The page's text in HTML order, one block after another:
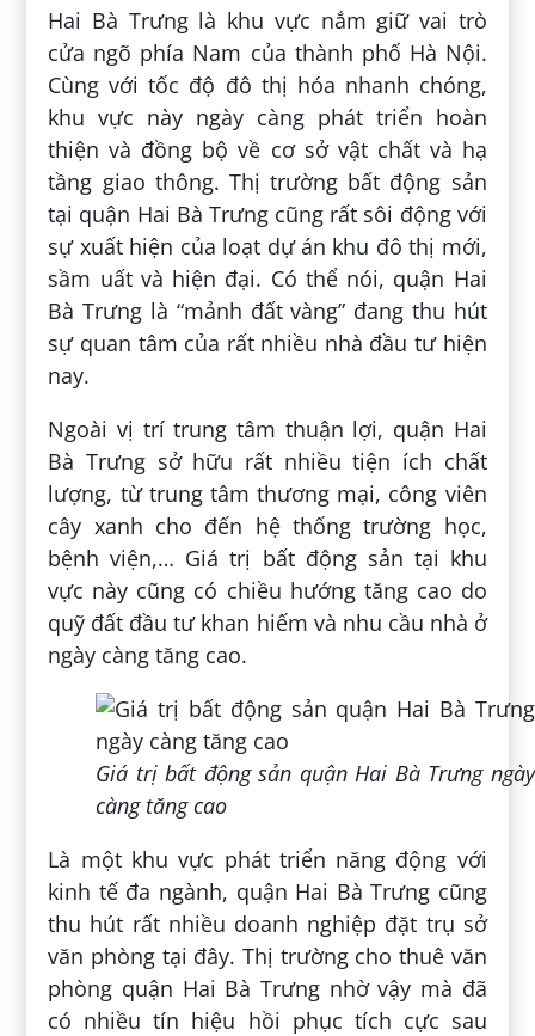
Hai Bà Trưng là khu vực nắm giữ vai trò
cửa ngõ phía Nam của thành phố Hà Nội.
Cùng với tốc độ đô thị hóa nhanh chóng,
khu vực này ngày càng phát triển hoàn
thiện và đồng bộ về cơ sở vật chất và hạ
tầng giao thông. Thị trường bất động sản
tại quận Hai Bà Trưng cũng rất sôi động với
sự xuất hiện của loạt dự án khu đô thị mới,
sầm uất và hiện đại. Có thể nói, quận Hai
Bà Trưng là “mảnh đất vàng” đang thu hút
sự quan tâm của rất nhiều nhà đầu tư hiện
nay.
Ngoài vị trí trung tâm thuận lợi, quận Hai
Bà Trưng sở hữu rất nhiều tiện ích chất
lượng, từ trung tâm thương mại, công viên
cây xanh cho đến hệ thống trường học,
bệnh viện,… Giá trị bất động sản tại khu
vực này cũng có chiều hướng tăng cao do
quỹ đất đầu tư khan hiếm và nhu cầu nhà ở
ngày càng tăng cao.
Giá trị bất động sản quận Hai Bà Trưng ngày
càng tăng cao
Là một khu vực phát triển năng động với
kinh tế đa ngành, quận Hai Bà Trưng cũng
thu hút rất nhiều doanh nghiệp đặt trụ sở
văn phòng tại đây. Thị trường cho thuê văn
phòng quận Hai Bà Trưng nhờ vậy mà đã
có nhiều tín hiệu hồi phục tích cực sau